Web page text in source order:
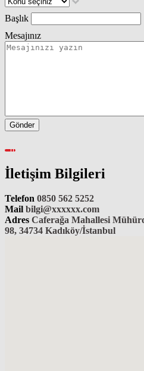
Başlık
Mesajınız
İletişim Bilgileri
Telefon 0850 562 5252
Mail bilgi@xxxxxx.com
Adres Caferağa Mahallesi
98, 34734 Kadıköy/İstanbul